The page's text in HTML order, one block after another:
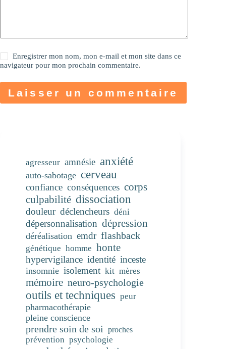
Enregistrer mon nom, mon e-mail et mon site dans ce
navigateur pour mon prochain commentaire.
Laisser un commentaire
agresseur amnésie anxiété
auto-sabotage cerveau
confiance conséquences corps
culpabilité dissociation
douleur déclencheurs déni
dépersonnalisation dépression
déréalisation emdr flashback
génétique homme honte
hypervigilance identité inceste
insomnie isolement kit mères
mémoire neuro-psychologie
outils et techniques peur
pharmacothérapie
pleine conscience
prendre soin de soi proches
prévention psychologie